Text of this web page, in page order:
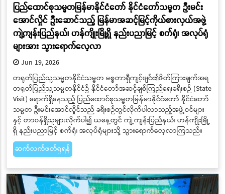
ပြည်ထောင်စုသမ္မတမြန်မာနိုင်ငံတော် နိုင်ငံတော်သမ္မတ ဦးမင်း
အောင်လှိုင် ဦးဆောင်သည့် မြန်မာအဆင့်မြင့်ကိုယ်စားလှယ်အဖွဲ့
ကျဲ့ကျန်းပြည်နယ်၊ ဟန်ကျိုးမြို့ရှိ နည်းပညာမြင့် စက်ရုံ၊ အလုပ်ရုံ
များအား သွားရောက်လေ့လာ
Jun 19, 2026
တရုတ်ပြည်သူ့သမ္မတနိုင်ငံသမ္မတ မစ္စတာရှီကျင့်ဖျင်၏ဖိတ်ကြားချက်အရ
တရုတ်ပြည်သူ့သမ္မတနိုင်ငံ၌ နိုင်ငံတော်အဆင့်ချစ်ကြည်ရေးခရီးစဉ် (State
Visit) ရောက်ရှိနေသည့် ပြည်ထောင်စုသမ္မတမြန်မာနိုင်ငံတော် နိုင်ငံတော်
သမ္မတ ဦးမင်းအောင်လှိုင်သည် ခရီးစဉ်တွင်လိုက်ပါလာသည့်အဖွဲ့ဝင်များ
နှင့် တာဝန်ရှိသူများလိုက်ပါ၍ ယနေ့တွင် ကျဲ့ကျန်းပြည်နယ်၊ ဟန်ကျိုးမြို့
ရှိ နည်းပညာမြင့် စက်ရုံ၊ အလုပ်ရုံများသို့ သွားရောက်လေ့လာကြသည်။
ဆက်လက်ဖတ်ရှုရန်